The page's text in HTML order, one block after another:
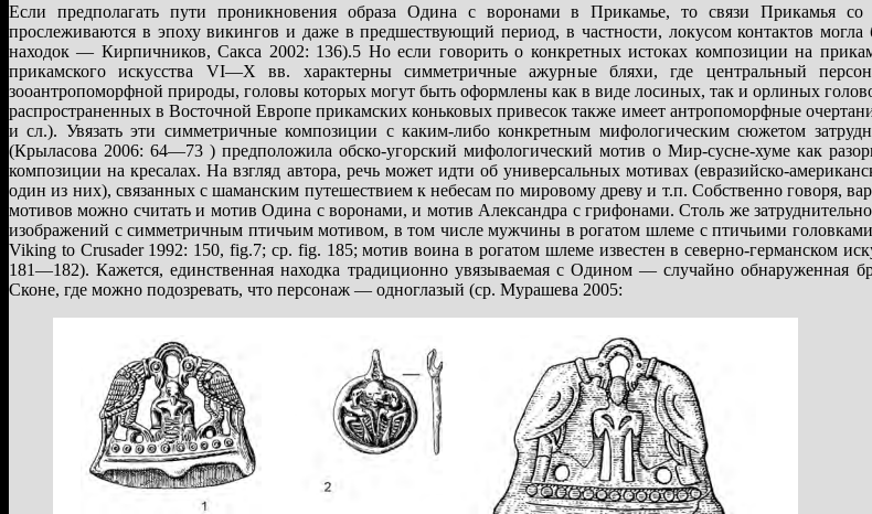
Если предполагать пути проникновения образа Одина с воронами в Прикамье, то связи Прикамья со
прослеживаются в эпоху викингов и даже в предшествующий период, в частности, локусом контактов могла
находок — Кирпичников, Сакса 2002: 136).5 Но если говорить о конкретных истоках композиции на
прикамского искусства VI—X вв. характерны симметричные ажурные бляхи, где центральный
зооантропоморфной природы, головы которых могут быть оформлены как в виде лосиных, так и орлиных
распространенных в Восточной Европе прикамских коньковых привесок также имеет антропоморфные
и сл.). Увязать эти симметричные композиции с каким-либо конкретным мифологическим сюжетом
(Крыласова 2006: 64—73 ) предположила обско-угорский мифологический мотив о Мир-сусне-хуме как
композиции на кресалах. На взгляд автора, речь может идти об универсальных мотивах (евразийско-
один из них), связанных с шаманским путешествием к небесам по мировому древу и т.п. Собственно говоря,
мотивов можно считать и мотив Одина с воронами, и мотив Александра с грифонами. Столь же
изображений с симметричным птичьим мотивом, в том числе мужчины в рогатом шлеме с птичьими
Viking to Crusader 1992: 150, fig.7; ср. fig. 185; мотив воина в рогатом шлеме известен в северно-германском
181—182). Кажется, единственная находка традиционно увязываемая с Одином — случайно обнаруженная
Сконе, где можно подозревать, что персонаж — одноглазый (ср. Мурашева 2005: